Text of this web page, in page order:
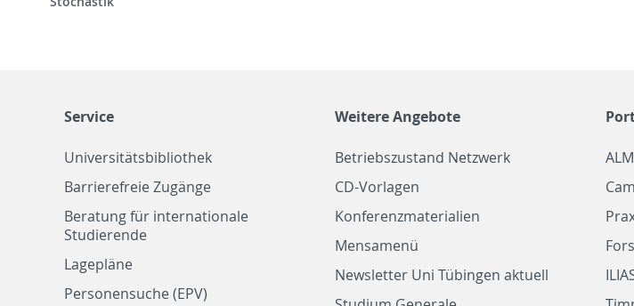
Service
Universitätsbibliothek
Barrierefreie Zugänge
Beratung für internationale
Studierende
Lagepläne
Personensuche (EPV)
Weitere Angebote
Betriebszustand Netzwerk
CD-Vorlagen
Konferenzmaterialien
Mensamenü
Newsletter Uni Tübingen aktuell